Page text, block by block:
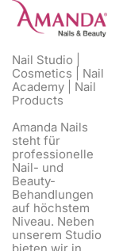
Nail Studio |
Cosmetics | Nail
Academy | Nail
Products
Amanda Nails
steht für
professionelle
Nail- und
Beauty-
Behandlungen
auf höchstem
Niveau. Neben
unserem Studio
bieten wir in